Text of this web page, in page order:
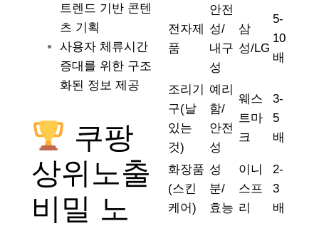
트렌드 기반 콘텐
츠 기획
사용자 체류시간
증대를 위한 구조
화된 정보 제공
쿠팡
상위노출
비밀 노
전자제
품
안전
성/
내구
성
삼
성/LG
5-
10
배
조리기
구(날
있는
것)
예리
함/
안전
성
웨스
트마
크
3-
5
배
화장품
(스킨
케어)
성
분/
효능
이니
스프
리
2-
3
배